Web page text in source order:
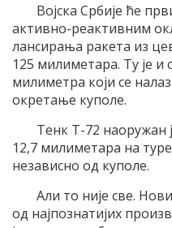
Војска Србије ће
активно-реактивним
лансирања ракета из
125 милиметара. Ту је
милиметра који се
окретање куполе.
Тенк Т-72 наоружан
12,7 милиметара на
независно од куполе.
Али то није све.
од најпознатијих